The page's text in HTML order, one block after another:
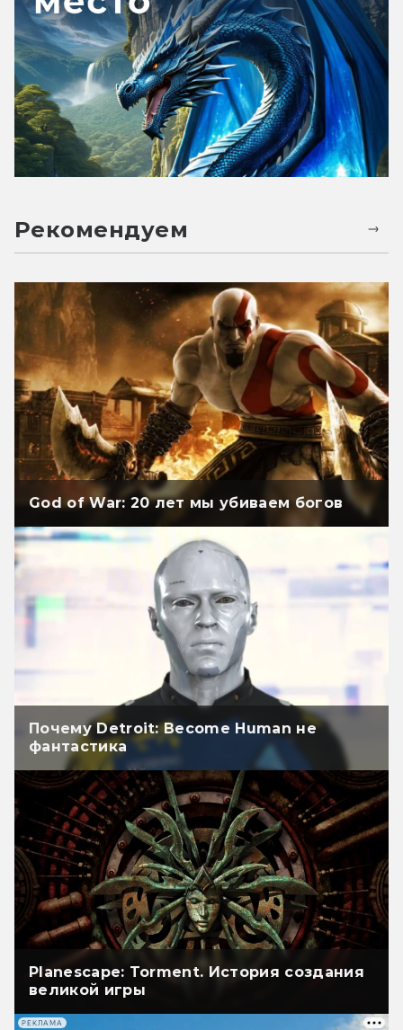
Рекомендуем
God of War: 20 лет мы убиваем богов
Почему Detroit: Become Human не
фантастика
Planescape: Torment. История создания
великой игры
РЕКЛАМА